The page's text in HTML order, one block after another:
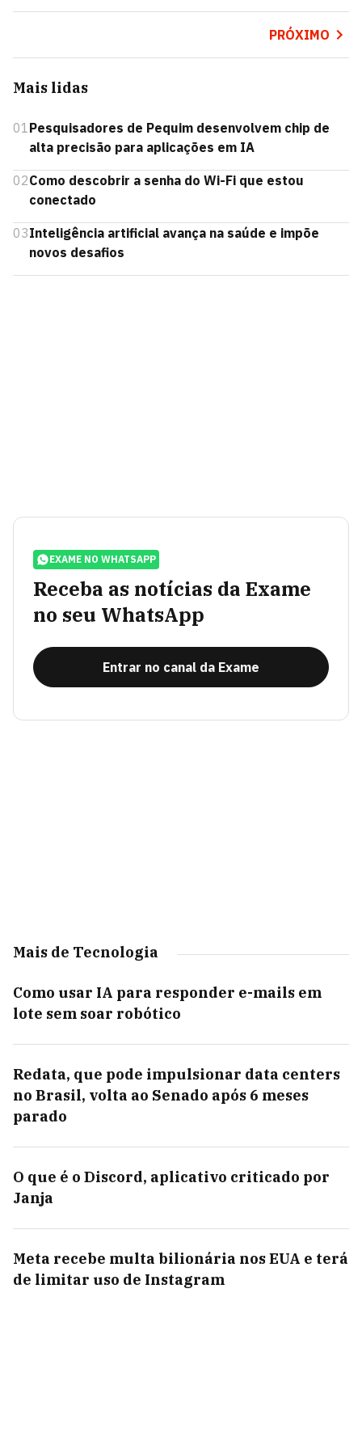
PRÓXIMO
Mais lidas
01Pesquisadores de Pequim desenvolvem chip de
alta precisão para aplicações em IA
02Como descobrir a senha do Wi-Fi que estou
conectado
03Inteligência artificial avança na saúde e impõe
novos desafios
EXAME NO WHATSAPP
Receba as notícias da Exame
no seu WhatsApp
Entrar no canal da Exame
Mais de Tecnologia
Como usar IA para responder e-mails em
lote sem soar robótico
Redata, que pode impulsionar data centers
no Brasil, volta ao Senado após 6 meses
parado
O que é o Discord, aplicativo criticado por
Janja
Meta recebe multa bilionária nos EUA e terá
de limitar uso de Instagram